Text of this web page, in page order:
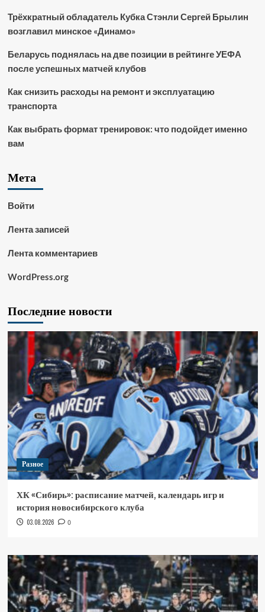
Трёхкратный обладатель Кубка Стэнли Сергей Брылин
возглавил минское «Динамо»
Беларусь поднялась на две позиции в рейтинге УЕФА
после успешных матчей клубов
Как снизить расходы на ремонт и эксплуатацию
транспорта
Как выбрать формат тренировок: что подойдет именно
вам
Мета
Войти
Лента записей
Лента комментариев
WordPress.org
Последние новости
Разное
ХК «Сибирь»: расписание матчей, календарь игр и
история новосибирского клуба
03.08.2026 0